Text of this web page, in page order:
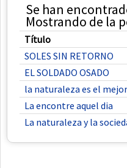
Se han
Mostrando de la
Título
SOLES SIN RETORNO
EL SOLDADO OSADO
la naturaleza es el
La encontre aquel dia
La naturaleza y la